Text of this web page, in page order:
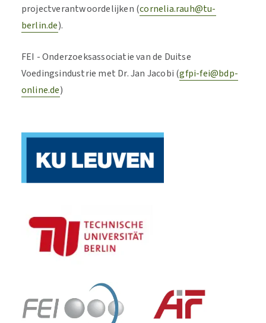
projectverantwoordelijken (cornelia.rauh@tu-
berlin.de).
FEI - Onderzoeksassociatie van de Duitse
Voedingsindustrie met Dr. Jan Jacobi (gfpi-fei@bdp-
online.de)